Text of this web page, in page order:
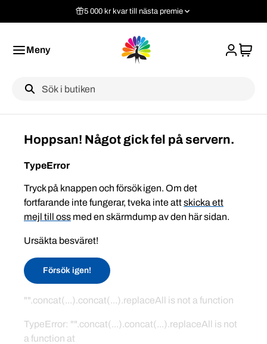
5 000 kr kvar till nästa premie
Meny
Label
Hoppsan! Något gick fel på servern.
TypeError
Tryck på knappen och försök igen. Om det
fortfarande inte fungerar, tveka inte attskicka ett
mejl till oss med en skärmdump av den här sidan.
Ursäkta besväret!
Försök igen!
"".concat(...).concat(...).replaceAll is not a function
TypeError: "".concat(...).concat(...).replaceAll is not
a function at